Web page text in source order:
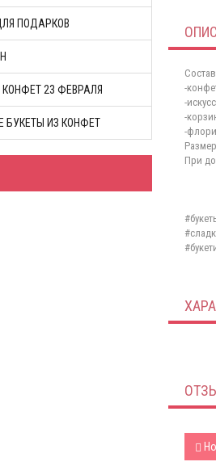
ПОДАРКОВ
КОНФЕТ 23 ФЕВРАЛЯ
БУКЕТЫ ИЗ КОНФЕТ
-
-
-
-
При